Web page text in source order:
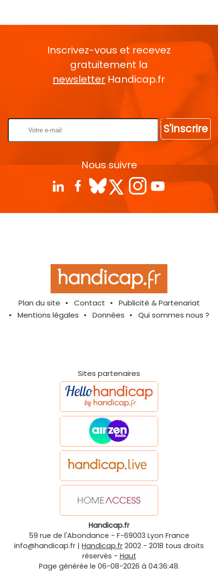
Inscrivez-vous et recevez
gratuitement la
newsletter Handicap.fr
S'inscrire
Nous suivre
Plan du site Contact
Publicité & Partenariat
Mentions légales
Données Qui sommes nous ?
Sites partenaires
Handicap.fr
59 rue de l'Abondance - F-69003 Lyon France
info@handicap.fr | Handicap.fr 2002 - 2018 tous droits
réservés - Haut
Page générée le 06-08-2026 à 04:36:48.